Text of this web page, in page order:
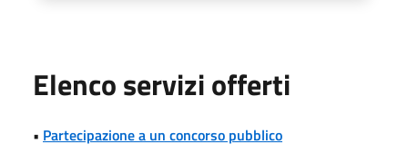
Elenco servizi offerti
• Partecipazione a un concorso pubblico